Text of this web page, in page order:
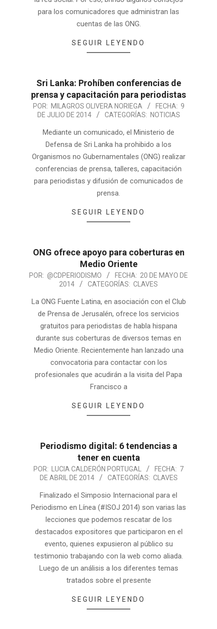
para los comunicadores que administran las
cuentas de las ONG.
SEGUIR LEYENDO
Sri Lanka: Prohíben conferencias de
prensa y capacitación para periodistas
POR: MILAGROS OLIVERA NORIEGA FECHA: 9
DE JULIO DE 2014
CATEGORÍAS: NOTICIAS
Mediante un comunicado, el Ministerio de
Defensa de Sri Lanka ha prohibido a los
Organismos no Gubernamentales (ONG) realizar
conferencias de prensa, talleres, capacitación
para periodistas y difusión de comunicados de
prensa.
SEGUIR LEYENDO
ONG ofrece apoyo para coberturas en
Medio Oriente
POR: @CDPERIODISMO FECHA: 20 DE MAYO DE
2014
CATEGORÍAS: CLAVES
La ONG Fuente Latina, en asociación con el Club
de Prensa de Jerusalén, ofrece los servicios
gratuitos para periodistas de habla hispana
durante sus coberturas de diversos temas en
Medio Oriente. Recientemente han lanzado una
convocatoria para contactar con los
profesionales que acudirán a la visita del Papa
Francisco a
SEGUIR LEYENDO
Periodismo digital: 6 tendencias a
tener en cuenta
POR: LUCIA CALDERÓN PORTUGAL FECHA: 7
DE ABRIL DE 2014
CATEGORÍAS: CLAVES
Finalizado el Simposio Internacional para el
Periodismo en Línea (#ISOJ 2014) son varias las
lecciones que podemos rescatar de los
destacados expositores que participaron en el
evento, quienes expusieron al público su
testimonio trabajando con la web como aliada.
Luego de un análisis a los diferentes temas
tratados sobre el presente
SEGUIR LEYENDO